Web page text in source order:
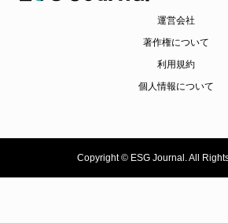
運営会社
著作権について
利用規約
個人情報について
Copyright ©ESG Journal. All